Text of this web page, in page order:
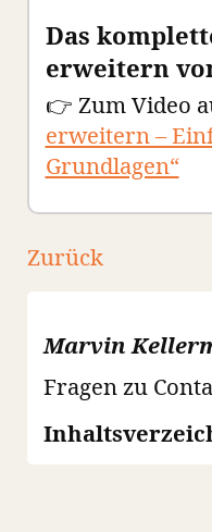
Das
erweitern
👉 Zum Video
erweitern –
Grundlagen“
Zurück
Marvin
Fragen zu